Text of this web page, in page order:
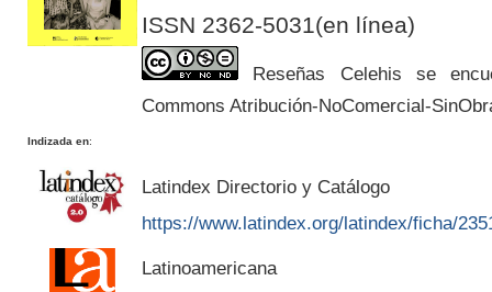
ISSN 2362-5031(en línea)
Reseñas Celehis se
Commons Atribución-NoComercial-
Indizada en:
Latindex Directorio y Catálogo
https://www.latindex.org/latindex/ficha/
Latinoamericana